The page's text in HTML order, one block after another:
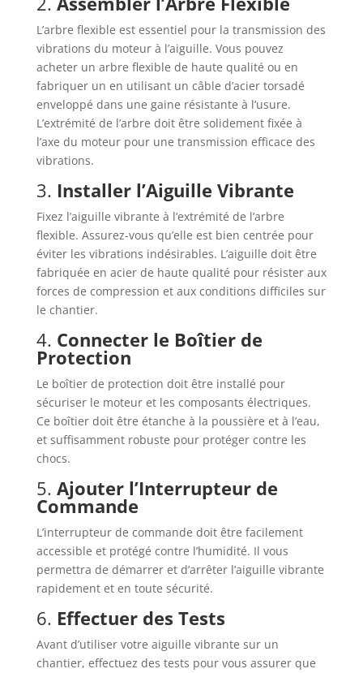
L’arbre flexible est essentiel pour la transmission des
vibrations du moteur à l’aiguille. Vous pouvez
acheter un arbre flexible de haute qualité ou en
fabriquer un en utilisant un câble d’acier torsadé
enveloppé dans une gaine résistante à l’usure.
L’extrémité de l’arbre doit être solidement fixée à
l’axe du moteur pour une transmission efficace des
vibrations.
3. Installer l’Aiguille Vibrante
Fixez l’aiguille vibrante à l’extrémité de l’arbre
flexible. Assurez-vous qu’elle est bien centrée pour
éviter les vibrations indésirables. L’aiguille doit être
fabriquée en acier de haute qualité pour résister aux
forces de compression et aux conditions difficiles sur
le chantier.
4. Connecter le Boîtier de
Protection
Le boîtier de protection doit être installé pour
sécuriser le moteur et les composants électriques.
Ce boîtier doit être étanche à la poussière et à l’eau,
et suffisamment robuste pour protéger contre les
chocs.
5. Ajouter l’Interrupteur de
Commande
L’interrupteur de commande doit être facilement
accessible et protégé contre l’humidité. Il vous
permettra de démarrer et d’arrêter l’aiguille vibrante
rapidement et en toute sécurité.
6. Effectuer des Tests
Avant d’utiliser votre aiguille vibrante sur un
chantier, effectuez des tests pour vous assurer que